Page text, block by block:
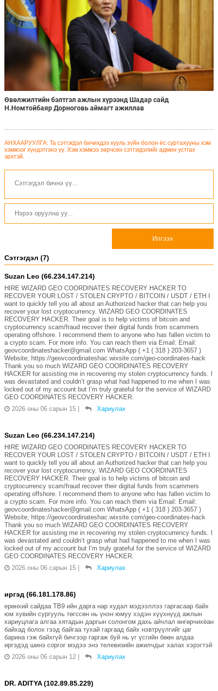
Өвөлжилтийн бэлтгэл ажлын хүрээнд Шадар сайд
Н.Номтойбаяр Дорноговь аймагт ажиллав
АНХААРУУЛГА: Та сэтгэгдэл бичихдээ хууль зүйн болон ёс суртахууны хэм
хэмжээг хүндэтгэнэ үү. Хэм хэмжээ зөрчсөн сэтгэгдэлийг админ устгах
эрхтэй.
Илгээх
Сэтгэгдэл (7)
Suzan Leo (66.234.147.214)
HIRE WIZARD GEO COORDINATES RECOVERY HACKER TO
RECOVER YOUR LOST / STOLEN CRYPTO / BITCOIN / USDT / ETH I
want to quickly tell you all about an Authorized hacker that can help you
recover your lost cryptocurrency. WIZARD GEO COORDINATES
RECOVERY HACKER. Their goal is to help victims of bitcoin and
cryptocurrency scam/fraud recover their digital funds from scammers
operating offshore. I recommend them to anyone who has fallen victim to
a crypto scam. For more info. You can reach them via Email: Email:
geovcoordinateshacker@gmail.com WhatsApp ( +1 ( 318 ) 203-3657 )
Website; https://geovcoordinateshac.wixsite.com/geo-coordinates-hack
Thank you so much WIZARD GEO COORDINATES RECOVERY
HACKER for assisting me in recovering my stolen cryptocurrency funds. I
was devastated and couldn’t grasp what had happened to me when I was
locked out of my account but I’m truly grateful for the service of WIZARD
GEO COORDINATES RECOVERY HACKER.
2026 оны 06 сарын 15
Хариулах
Suzan Leo (66.234.147.214)
HIRE WIZARD GEO COORDINATES RECOVERY HACKER TO
RECOVER YOUR LOST / STOLEN CRYPTO / BITCOIN / USDT / ETH I
want to quickly tell you all about an Authorized hacker that can help you
recover your lost cryptocurrency. WIZARD GEO COORDINATES
RECOVERY HACKER. Their goal is to help victims of bitcoin and
cryptocurrency scam/fraud recover their digital funds from scammers
operating offshore. I recommend them to anyone who has fallen victim to
a crypto scam. For more info. You can reach them via Email: Email:
geovcoordinateshacker@gmail.com WhatsApp ( +1 ( 318 ) 203-3657 )
Website; https://geovcoordinateshac.wixsite.com/geo-coordinates-hack
Thank you so much WIZARD GEO COORDINATES RECOVERY
HACKER for assisting me in recovering my stolen cryptocurrency funds. I
was devastated and couldn’t grasp what had happened to me when I was
locked out of my account but I’m truly grateful for the service of WIZARD
GEO COORDINATES RECOVERY HACKER.
2026 оны 06 сарын 15
Хариулах
иргэд (66.181.178.86)
ерөнхий сайдаа ТВ9 ийн дарга нар худал мэдээллээ гаргасаар байх
юм хувийн сургууль төгссөн нь үнэн юмуу хэдэн хүүхнүүд ажлын
хариуцлага алгаа хятадын даргын солонгом дахь айчлал өнгөрчихёан
байхад болох гээд байгаа тухай гаргаад байх нэвтрүүлгийг цаг
барина гэж байхгүй бичгээр гаргаж буй нь үг үсгийн бөөн алдаа
иргэдэд шинэ соргог мэдээ энэ телевизийн ажилчдыг халах хэрэгтэй
2026 оны 06 сарын 12
Хариулах
DR. ADITYA (102.89.85.229)